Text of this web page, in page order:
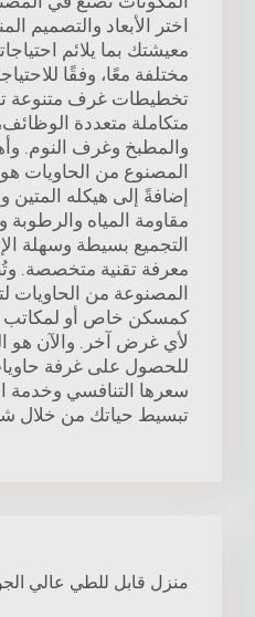
اختر الأبعاد والتصميم
معيشتك بما يلائم
مختلفة معًا، وفقًا
تخطيطات غرف متنوعة
متكاملة متعددة
والمطبخ وغرف النوم.
المصنوع من الحاويات
إضافةً إلى هيكله المتين
مقاومة المياه والرطوبة
التجميع بسيطة وسهلة
معرفة تقنية متخصصة.
المصنوعة من الحاويات
كمسكن خاص أو لمكاتب
لأي غرض آخر. والآن هو
للحصول على غرفة
سعرها التنافسي وخدمة
تبسيط حياتك من خلال
منزل قابل للطي عالي